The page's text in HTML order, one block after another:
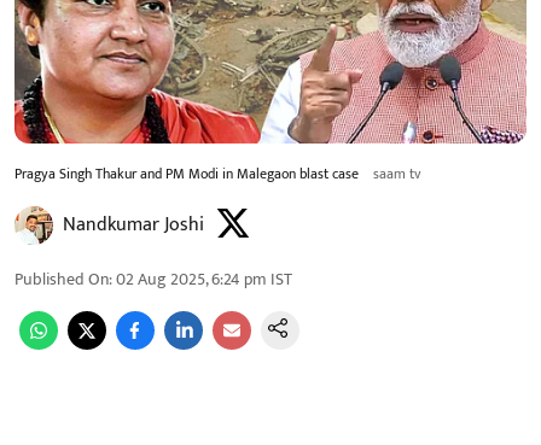
Pragya Singh Thakur and PM Modi in Malegaon blast case saam tv
Nandkumar Joshi
Published On:02 Aug 2025, 6:24 pm IST